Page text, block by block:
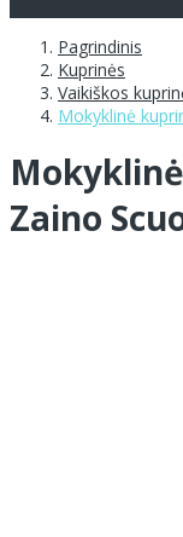
Pagrindinis
Kuprinės
Vaikiškos
Mokyklinė
Zaino